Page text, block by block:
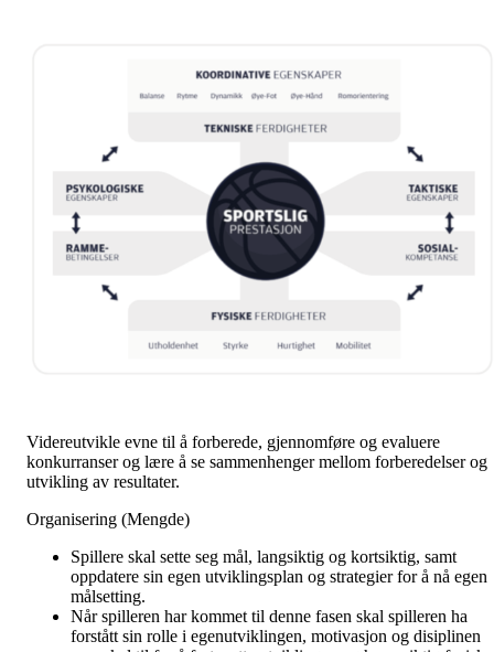
Videreutvikle evne til å forberede, gjennomføre og evaluere
konkurranser og lære å se sammenhenger mellom forberedelser og
utvikling av resultater.
Organisering (Mengde)
Spillere skal sette seg mål, langsiktig og kortsiktig, samt
oppdatere sin egen utviklingsplan og strategier for å nå egen
målsetting.
Når spilleren har kommet til denne fasen skal spilleren ha
forstått sin rolle i egenutviklingen, motivasjon og disiplinen